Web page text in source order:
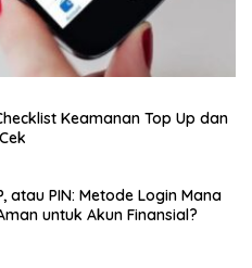
Keamanan Top Up dan
atau PIN: Metode Login Mana
untuk Akun Finansial?